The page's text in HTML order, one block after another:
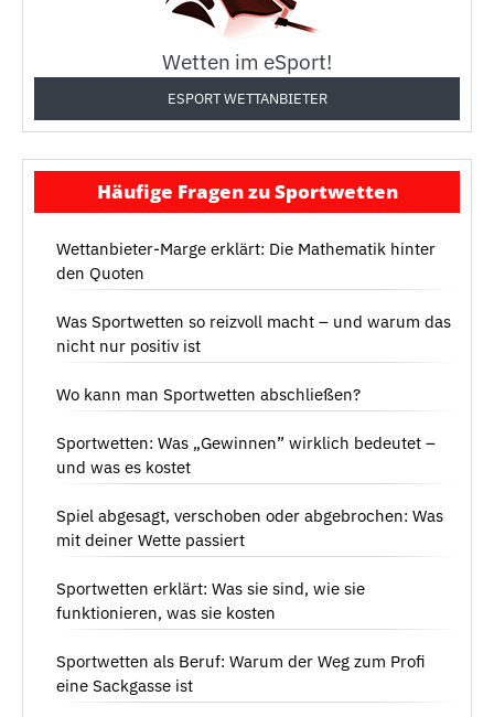
Wetten im eSport!
ESPORT WETTANBIETER
Häufige Fragen zu Sportwetten
Wettanbieter-Marge erklärt: Die Mathematik hinter
den Quoten
Was Sportwetten so reizvoll macht – und warum das
nicht nur positiv ist
Wo kann man Sportwetten abschließen?
Sportwetten: Was „Gewinnen” wirklich bedeutet –
und was es kostet
Spiel abgesagt, verschoben oder abgebrochen: Was
mit deiner Wette passiert
Sportwetten erklärt: Was sie sind, wie sie
funktionieren, was sie kosten
Sportwetten als Beruf: Warum der Weg zum Profi
eine Sackgasse ist